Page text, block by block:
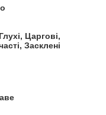
Царгові,
Засклені